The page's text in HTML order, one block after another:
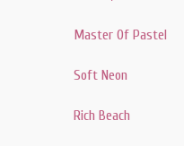
Master Of Pastel
Soft Neon
Rich Beach